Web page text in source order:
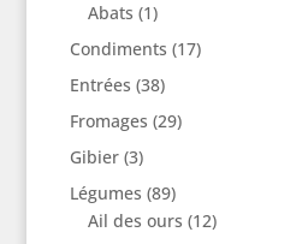
Abats (1)
Condiments (17)
Entrées (38)
Fromages (29)
Gibier(3)
Légumes (89)
Ail des ours (12)